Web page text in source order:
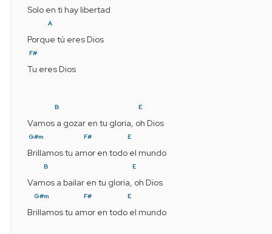
Solo en ti hay libertad
A
Porque tú eres Dios
F#
Tu eres Dios
B E
Vamos a gozar en tu gloria, oh Dios
G#m F# E
Brillamos tu amor en todo el mundo
B E
Vamos a bailar en tu gloria, oh Dios
G#m F# E
Brillamos tu amor en todo el mundo